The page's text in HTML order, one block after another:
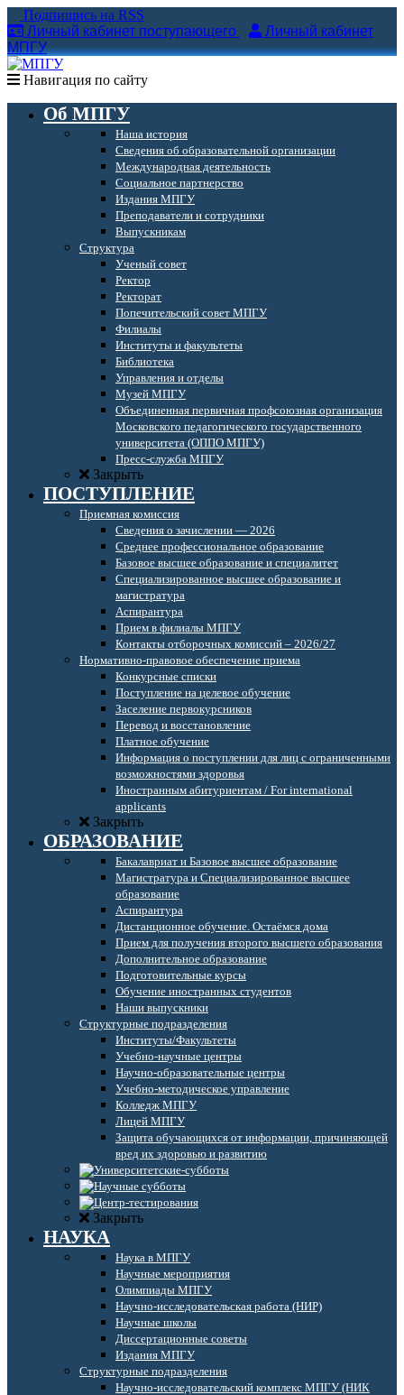
Подпишись на RSS
Личный кабинет поступающего
Личный кабинет
МПГУ
Навигация по сайту
Об МПГУ
Наша история
Сведения об образовательной организации
Международная деятельность
Социальное партнерство
Издания МПГУ
Преподаватели и сотрудники
Выпускникам
Структура
Ученый совет
Ректор
Ректорат
Попечительский совет МПГУ
Филиалы
Институты и факультеты
Библиотека
Управления и отделы
Музей МПГУ
Объединенная первичная профсоюзная организация
Московского педагогического государственного
университета (ОППО МПГУ)
Пресс-служба МПГУ
Закрыть
ПОСТУПЛЕНИЕ
Приемная комиссия
Сведения о зачислении — 2026
Среднее профессиональное образование
Базовое высшее образование и специалитет
Специализированное высшее образование и
магистратура
Аспирантура
Прием в филиалы МПГУ
Контакты отборочных комиссий – 2026/27
Нормативно-правовое обеспечение приема
Конкурсные списки
Поступление на целевое обучение
Заселение первокурсников
Перевод и восстановление
Платное обучение
Информация о поступлении для лиц с ограниченными
возможностями здоровья
Иностранным абитуриентам / For international
applicants
Закрыть
ОБРАЗОВАНИЕ
Бакалавриат и Базовое высшее образование
Магистратура и Специализированное высшее
образование
Аспирантура
Дистанционное обучение. Остаёмся дома
Прием для получения второго высшего образования
Дополнительное образование
Подготовительные курсы
Обучение иностранных студентов
Наши выпускники
Структурные подразделения
Институты/Факультеты
Учебно-научные центры
Научно-образовательные центры
Учебно-методическое управление
Колледж МПГУ
Лицей МПГУ
Защита обучающихся от информации, причиняющей
вред их здоровью и развитию
Закрыть
НАУКА
Наука в МПГУ
Научные мероприятия
Олимпиады МПГУ
Научно-исследовательская работа (НИР)
Научные школы
Диссертационные советы
Издания МПГУ
Структурные подразделения
Научно-исследовательский комплекс МПГУ (НИК